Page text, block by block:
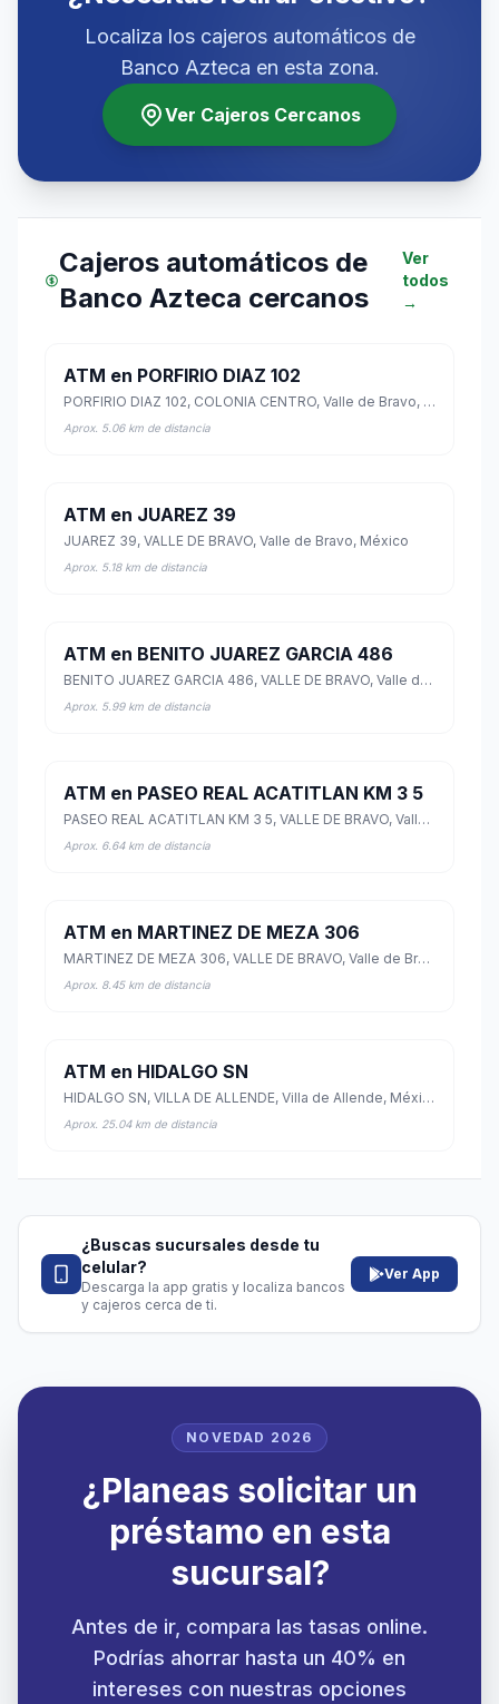
Localiza los cajeros automáticos de
Banco Azteca en esta zona.
Ver Cajeros Cercanos
Cajeros automáticos de
Banco Azteca cercanos
Ver
todos
→
ATM en PORFIRIO DIAZ 102
PORFIRIO DIAZ 102, COLONIA CENTRO, Valle de Bravo, México
Aprox. 5.06 km de distancia
ATM en JUAREZ 39
JUAREZ 39, VALLE DE BRAVO, Valle de Bravo, México
Aprox. 5.18 km de distancia
ATM en BENITO JUAREZ GARCIA 486
BENITO JUAREZ GARCIA 486, VALLE DE BRAVO, Valle de Bravo, México
Aprox. 5.99 km de distancia
ATM en PASEO REAL ACATITLAN KM 3 5
PASEO REAL ACATITLAN KM 3 5, VALLE DE BRAVO, Valle de Bravo, México
Aprox. 6.64 km de distancia
ATM en MARTINEZ DE MEZA 306
MARTINEZ DE MEZA 306, VALLE DE BRAVO, Valle de Bravo, México
Aprox. 8.45 km de distancia
ATM en HIDALGO SN
HIDALGO SN, VILLA DE ALLENDE, Villa de Allende, México
Aprox. 25.04 km de distancia
¿Buscas sucursales desde tu
celular?
Descarga la app gratis y localiza bancos
y cajeros cerca de ti.
Ver App
NOVEDAD 2026
¿Planeas solicitar un
préstamo en esta
sucursal?
Antes de ir, compara las tasas online.
Podrías ahorrar hasta un 40% en
intereses con nuestras opciones